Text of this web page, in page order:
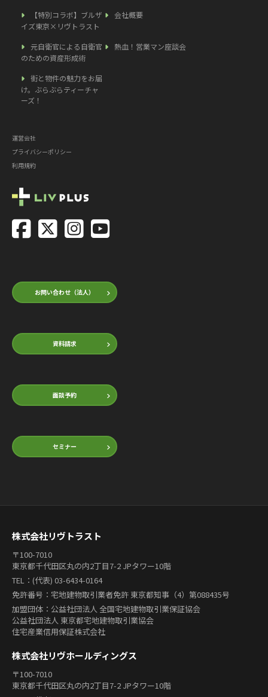
お問い合わせ（法人）
資料請求
面談予約
セミナー
【特別コラボ】ブルザ
イズ東京×リヴトラスト
会社概要
元自衛官による自衛官
のための資産形成術
熱血！営業マン座談会
街と物件の魅力をお届
け。ぶらぶらティーチャ
ーズ！
運営会社
プライバシーポリシー
利用規約
株式会社リヴトラスト
〒100-7010
東京都千代田区丸の内2丁目7-2 JPタワー10階
TEL：(代表) 03-6434-0164
免許番号：宅地建物取引業者免許 東京都知事（4）第088435号
加盟団体：公益社団法人 全国宅地建物取引業保証協会
公益社団法人 東京都宅地建物取引業協会
住宅産業信用保証株式会社
株式会社リヴホールディングス
〒100-7010
東京都千代田区丸の内2丁目7-2 JPタワー10階